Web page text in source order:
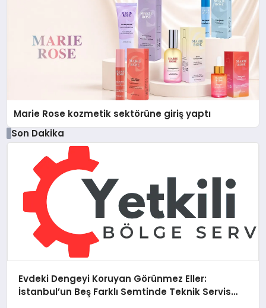
Marie Rose kozmetik sektörüne giriş yaptı
Son Dakika
Evdeki Dengeyi Koruyan Görünmez Eller:
İstanbul’un Beş Farklı Semtinde Teknik Servis